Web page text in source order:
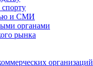
и СМИ
органами
рынка
организаций